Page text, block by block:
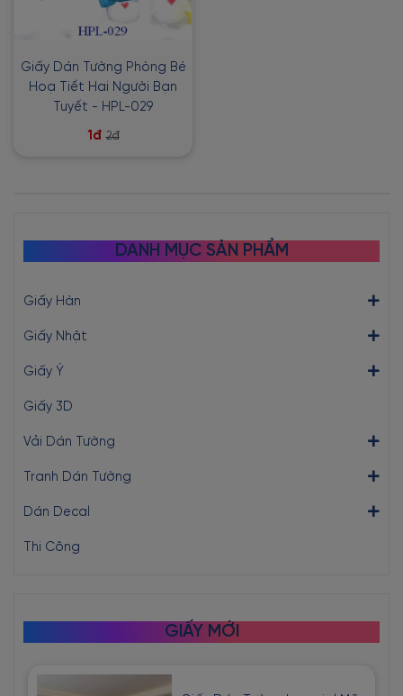
Giấy Dán Tường Phòng Bé
Hoạ Tiết Hai Người Bạn
Tuyết - HPL-029
1đ 2đ
DANH MỤC SẢN PHẨM
Giấy Hàn
Giấy Nhật
Giấy Ý
Giấy 3D
Vải Dán Tường
Tranh Dán Tường
Dán Decal
Thi Công
GIẤY MỚI